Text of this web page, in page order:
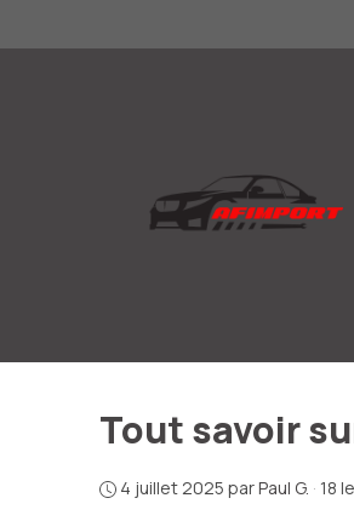
au
Tout savoir
4 juillet 2025 parPaul G. · 18